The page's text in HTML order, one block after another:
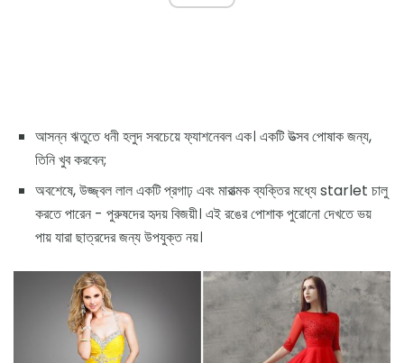
আসন্ন ঋতুতে ধনী হলুদ সবচেয়ে ফ্যাশনেবল এক। একটি উত্সব পোষাক জন্য,
তিনি খুব করবেন;
অবশেষে, উজ্জ্বল লাল একটি প্রগাঢ় এবং মারাত্মক ব্যক্তির মধ্যে starlet চালু
করতে পারেন - পুরুষদের হৃদয় বিজয়ী। এই রঙের পোশাক পুরোনো দেখতে ভয়
পায় যারা ছাত্রদের জন্য উপযুক্ত নয়।